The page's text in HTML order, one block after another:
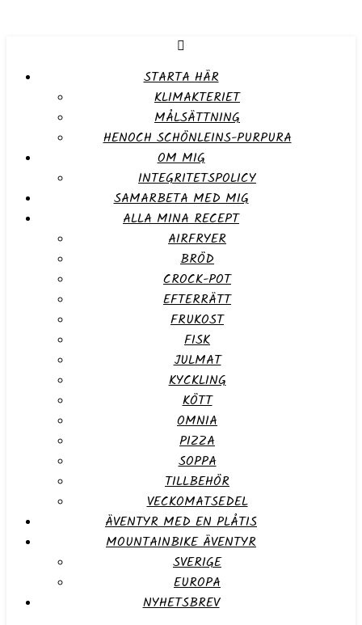
STARTA HÄR
KLIMAKTERIET
MÅLSÄTTNING
HENOCH SCHÖNLEINS-PURPURA
OM MIG
INTEGRITETSPOLICY
SAMARBETA MED MIG
ALLA MINA RECEPT
AIRFRYER
BRÖD
CROCK-POT
EFTERRÄTT
FRUKOST
FISK
JULMAT
KYCKLING
KÖTT
OMNIA
PIZZA
SOPPA
TILLBEHÖR
VECKOMATSEDEL
ÄVENTYR MED EN PLÅTIS
MOUNTAINBIKE ÄVENTYR
SVERIGE
EUROPA
NYHETSBREV